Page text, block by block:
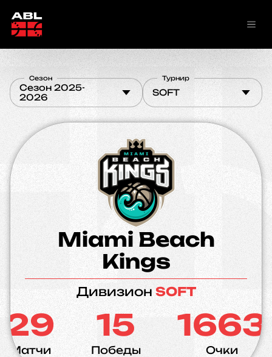
Сезон 2025-
2026
Сезон
SOFT
Турнир
Miami Beach
Kings
ДивизионSOFT
29
Матчи
15
Победы
1663
Очки